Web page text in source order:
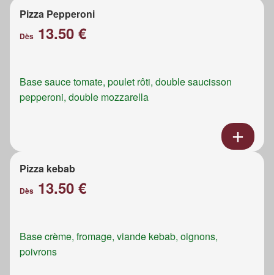
Pizza Pepperoni
Dès 13.50 €
Base sauce tomate, poulet rôti, double saucisson
pepperoni, double mozzarella
Pizza kebab
Dès 13.50 €
Base crème, fromage, viande kebab, oignons,
poivrons